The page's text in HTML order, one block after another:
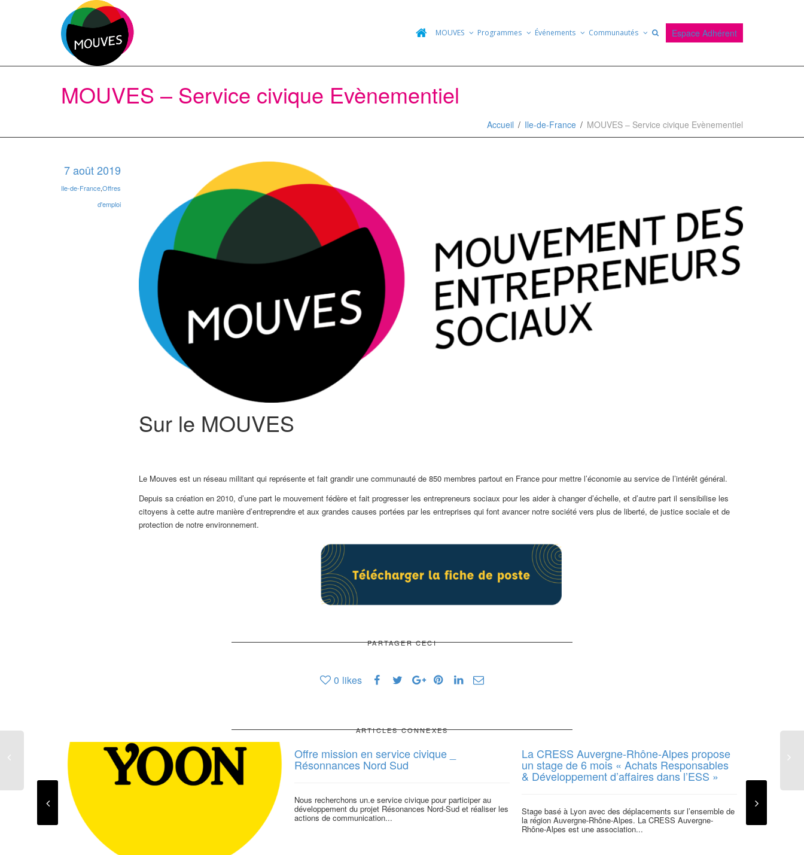
MOUVES Programmes Événements Communautés Espace Adhérent
MOUVES – Service civique Evènementiel
Accueil Ile-de-France MOUVES – Service civique Evènementiel
7 août 2019
Ile-de-France,Offres
d'emploi
Sur le MOUVES
Le Mouves est un réseau militant qui représente et fait grandir une communauté de 850 membres partout en France pour mettre l’économie au service de l’intérêt général.
Depuis sa création en 2010, d’une part le mouvement fédère et fait progresser les entrepreneurs sociaux pour les aider à changer d’échelle, et d’autre part il sensibilise les
citoyens à cette autre manière d’entreprendre et aux grandes causes portées par les entreprises qui font avancer notre société vers plus de liberté, de justice sociale et de
protection de notre environnement.
PARTAGER CECI
0 likes
ARTICLES CONNEXES
Offre mission en service civique _
Résonnances Nord Sud
Nous recherchons un.e service civique pour participer au
développement du projet Résonances Nord-Sud et réaliser les
actions de communication...
La CRESS Auvergne-Rhône-Alpes propose
un stage de 6 mois « Achats Responsables
& Développement d’affaires dans l’ESS »
Stage basé à Lyon avec des déplacements sur l’ensemble de
la région Auvergne-Rhône-Alpes. La CRESS Auvergne-
Rhône-Alpes est une association...
Chargé.e
Article 1 est
Passeport